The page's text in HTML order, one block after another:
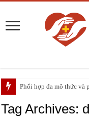
Phối hợp đa mô thức và
PHẪU THUẬT
Tag Archives: